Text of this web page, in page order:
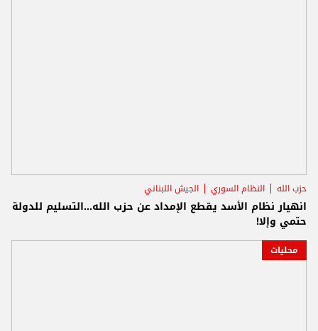
حزب الله النظام السوري الجيش اللبناني
انهيار نظام الأسد يقطع الإمداد عن حزب الله...التسليم للدولة
حتمي وإلا!
محليات